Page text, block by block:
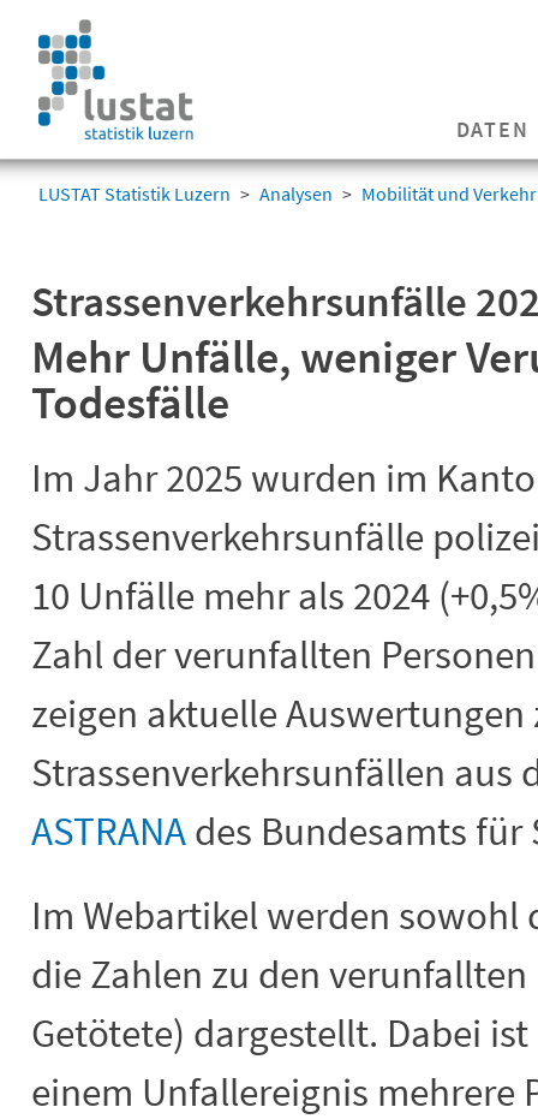
DATEN
LUSTAT Statistik Luzern Analysen Mobilität und Verkehr
Strassenverkehrsunfälle
Mehr Unfälle, weniger
Todesfälle
Im Jahr 2025 wurden im
Strassenverkehrsunfälle
10 Unfälle mehr als 2024
Zahl der verunfallten
zeigen aktuelle Auswertungen
Strassenverkehrsunfällen aus
ASTRANAdes Bundesamts für
Im Webartikel werden sowohl
die Zahlen zu den
Getötete) dargestellt. Dabei
einem Unfallereignis mehrere